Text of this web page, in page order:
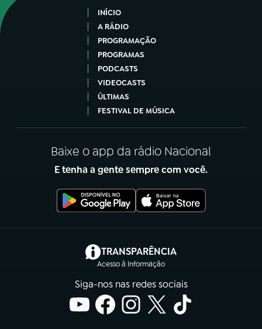
INÍCIO
A RÁDIO
PROGRAMAÇÃO
PROGRAMAS
PODCASTS
VIDEOCASTS
ÚLTIMAS
FESTIVAL DE MÚSICA
Baixe o app da rádio Nacional
E tenha a gente sempre com você.
TRANSPARÊNCIA
Acesso à Informação
(abre em nova aba)
Siga-nos nas redes sociais